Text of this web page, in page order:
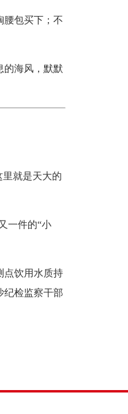
包买下；不
海风，默默
就是天大的
一件的“小
点饮用水质持
纪检监察干部